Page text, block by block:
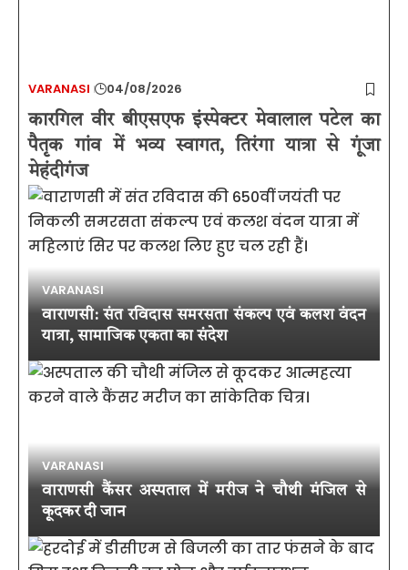
VARANASI 04/08/2026
कारगिल वीर बीएसएफ इंस्पेक्टर मेवालाल पटेल का
पैतृक गांव में भव्य स्वागत, तिरंगा यात्रा से गूंजा
मेहंदीगंज
VARANASI
वाराणसी: संत रविदास समरसता संकल्प एवं कलश वंदन
यात्रा, सामाजिक एकता का संदेश
VARANASI
वाराणसी कैंसर अस्पताल में मरीज ने चौथी मंजिल से
कूदकर दी जान